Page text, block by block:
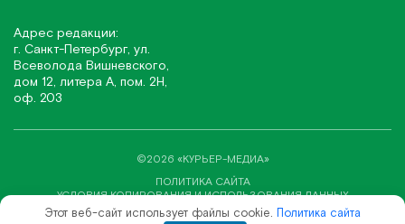
Адрес редакции:
г. Санкт-Петербург, ул.
Всеволода Вишневского,
дом 12, литера А, пом. 2Н,
оф. 203
©2026 «КУРЬЕР-МЕДИА»
ПОЛИТИКА САЙТА
УСЛОВИЯ КОПИРОВАНИЯ И ИСПОЛЬЗОВАНИЯ ДАННЫХ
СОЗДАНИЕ САЙТА ВЕБ-СТУДИЯ «SITE&SEO»
Этот веб-сайт использует файлы cookie. Политика сайта